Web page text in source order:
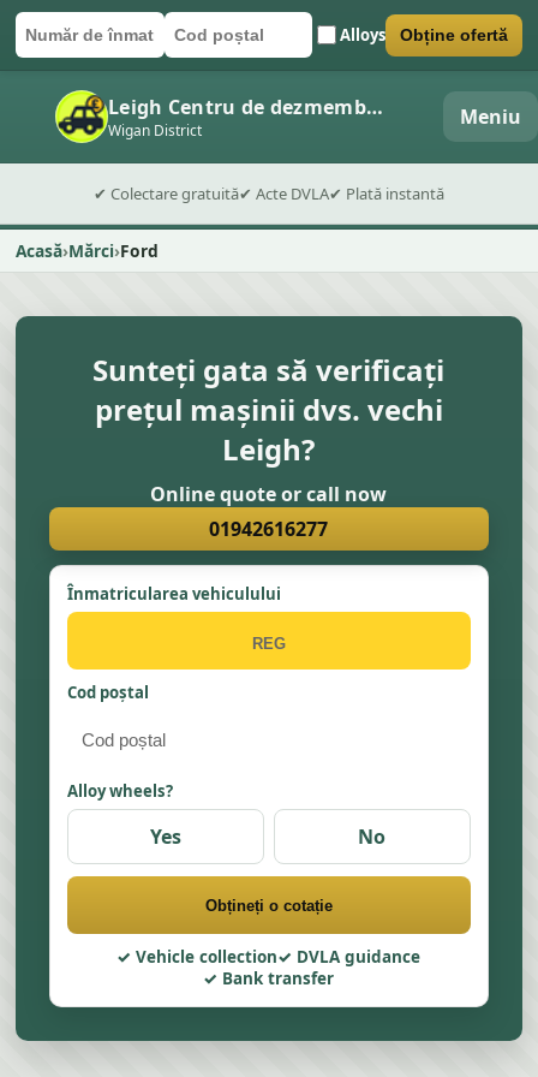
Număr de înmatriculare
Cod poștal Alloys
Trimite formularul Obține ofertă
Leigh Centru de dezmembrări auto
Wigan District Meniu
✔ Colectare gratuită✔ Acte DVLA✔ Plată instantă
Acasă Mărci Ford
Sunteți gata să verificați
prețul mașinii dvs. vechi
Leigh?
Online quote or call now
01942616277
Înmatricularea vehiculului
Cod poștal
Alloy wheels?
Yes No
Obțineți o cotație
Vehicle collection
DVLA guidance
Bank transfer